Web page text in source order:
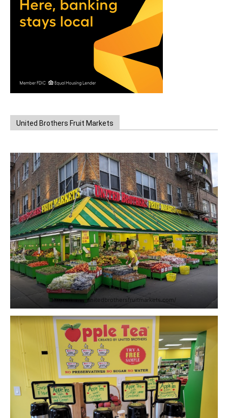
United Brothers Fruit Markets
https://www.unitedbrothersfruitmarkets.com/